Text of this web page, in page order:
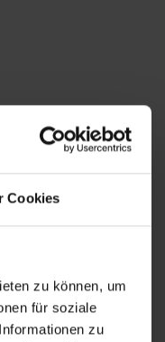
Cookies
zu können, um
für soziale
zu